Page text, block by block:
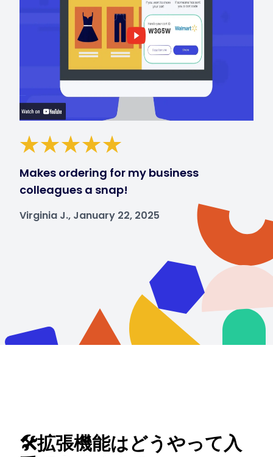
Makes ordering for my business
colleagues a snap!
Virginia J., January 22, 2025
🛠️拡張機能はどうやって入